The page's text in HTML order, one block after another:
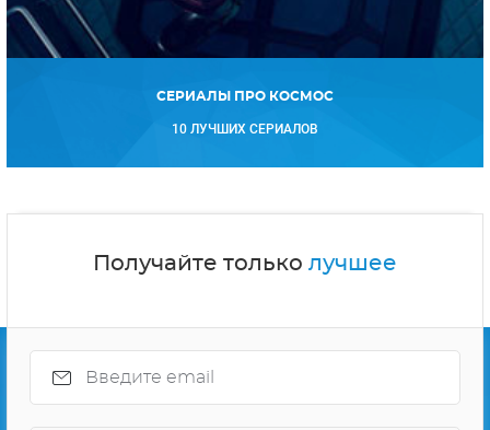
СЕРИАЛЫ ПРО КОСМОС
10 ЛУЧШИХ СЕРИАЛОВ
Получайте только лучшее